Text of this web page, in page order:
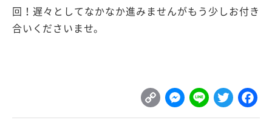
回！遅々としてなかなか進みませんがもう少しお付き
合いくださいませ。
C
o
M
e
L
i
T
w